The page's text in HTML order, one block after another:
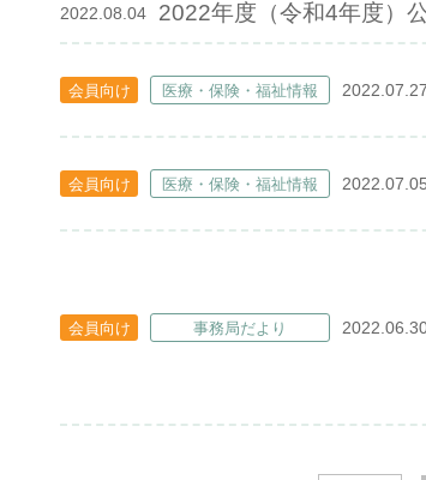
2022.08.04 2022年度（令和4年度）
会員向け 医療・保険・福祉情報 2022.07.27
会員向け 医療・保険・福祉情報 2022.07.05
会員向け 事務局だより